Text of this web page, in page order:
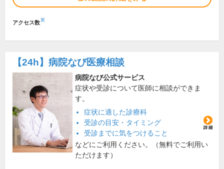
アクセス数※
【24h】 病院なび医療相談
病院なび公式サービス
症状や受診について医師に相談ができま
す。
症状に適した診療科
受診の目安・タイミング
受診までに気をつけること
などにご利用ください。（無料でご利用い
ただけます）